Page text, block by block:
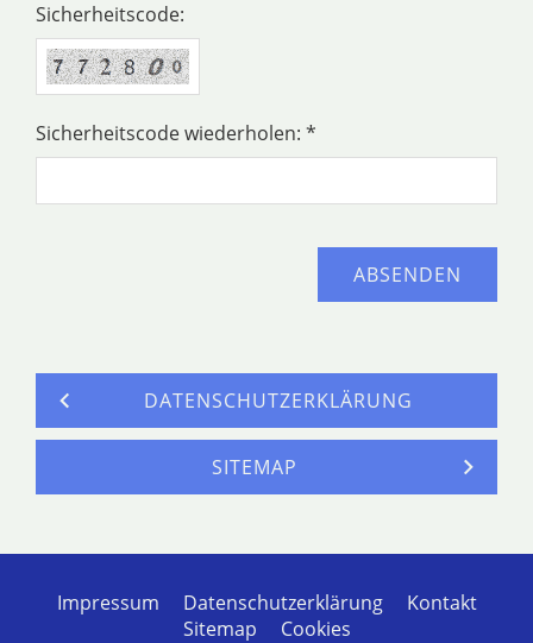
Sicherheitscode:
Sicherheitscode wiederholen: *
DATENSCHUTZERKLÄRUNG
SITEMAP
Impressum Datenschutzerklärung
Kontakt
Sitemap
Cookies